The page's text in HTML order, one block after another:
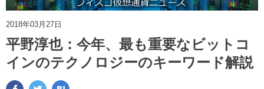
2018年03月27日
平野淳也：今年、最も重要なビットコ
インのテクノロジーのキーワード解説